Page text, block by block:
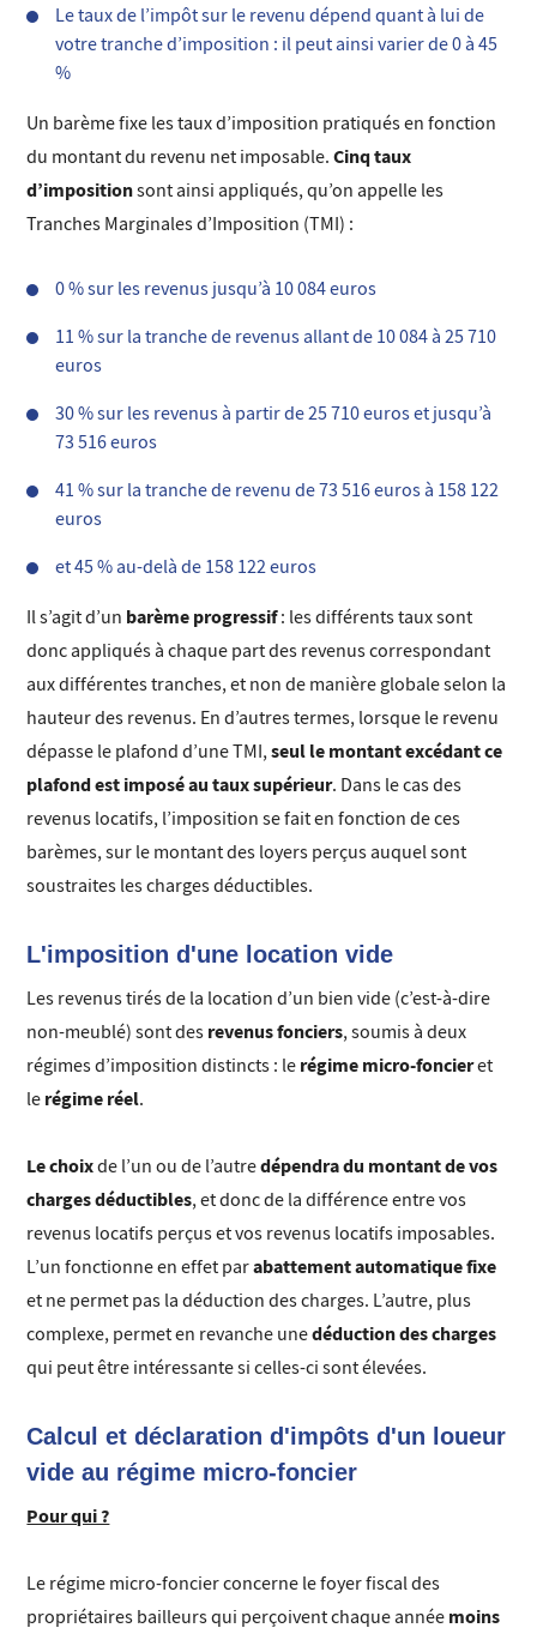
Le taux de l’impôt sur le revenu dépend quant à lui de
votre tranche d’imposition : il peut ainsi varier de 0 à 45
%
Un barème fixe les taux d’imposition pratiqués en fonction
du montant du revenu net imposable.Cinq taux
d’impositionsont ainsi appliqués, qu’on appelle les
Tranches Marginales d’Imposition (TMI) :
0 % sur les revenus jusqu’à 10 084 euros
11 % sur la tranche de revenus allant de 10 084 à 25 710
euros
30 % sur les revenus à partir de 25 710 euros et jusqu’à
73 516 euros
41 % sur la tranche de revenu de 73 516 euros à 158 122
euros
et 45 % au-delà de 158 122 euros
Il s’agit d’un barème progressif: les différents taux sont
donc appliqués à chaque part des revenus correspondant
aux différentes tranches, et non de manière globale selon la
hauteur des revenus. En d’autres termes, lorsque le revenu
dépasse le plafond d’une TMI,seul le montant excédant ce
plafond est imposé au taux supérieur. Dans le cas des
revenus locatifs, l’imposition se fait en fonction de ces
barèmes, sur le montant des loyers perçus auquel sont
soustraites les charges déductibles.
L'imposition d'une location vide
Les revenus tirés de la location d’un bien vide (c’est-à-dire
non-meublé) sont des revenus fonciers, soumis à deux
régimes d’imposition distincts : le régime micro-foncieret
le régime réel.
Le choixde l’un ou de l’autredépendra du montant de vos
charges déductibles, et donc de la différence entre vos
revenus locatifs perçus et vos revenus locatifs imposables.
L’un fonctionne en effet parabattement automatique fixe
et ne permet pas la déduction des charges. L’autre, plus
complexe, permet en revanche unedéduction des charges
qui peut être intéressante si celles-ci sont élevées.
Calcul et déclaration d'impôts d'un loueur
vide au régime micro-foncier
Pour qui ?
Le régime micro-foncier concerne le foyer fiscal des
propriétaires bailleurs qui perçoivent chaque année moins